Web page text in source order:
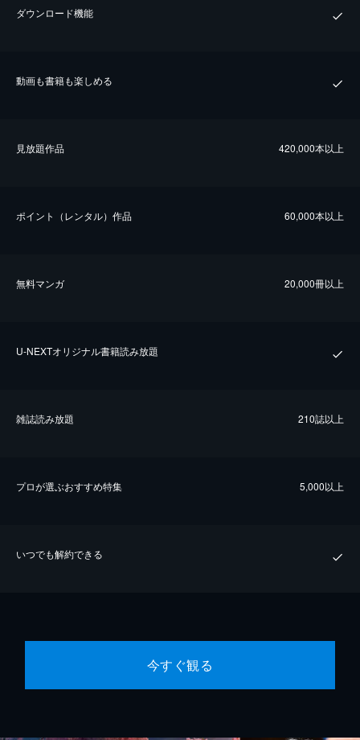
ダウンロード機能
動画も書籍も楽しめる
⾒放題作品 420,000本以上
ポイント（レンタル）作品 60,000本以上
無料マンガ 20,000冊以上
U-NEXTオリジナル書籍読み放題
雑誌読み放題 210誌以上
プロが選ぶおすすめ特集 5,000以上
いつでも解約できる
今すぐ観る